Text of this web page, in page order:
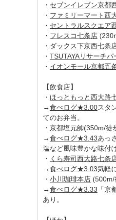
・ セブンイレブン京都
・ ファミリーマート西
・ セントラルスクエア
・ フレスコ七条店
・ ダックス下京西七条
・ TSUTAYAリサーチパ
・ イオンモール京都五
【飲食店】
・ ほっともっと西大路
→食べログ★3.00スタ
てのお弁当。
・ 京都塩元帥(350m/徒
→食べログ★3.43あっ
塩など風味豊かな味付け
・ くら寿司西大路七条
→食べログ★3.03気軽
・ 小川珈琲本店 (500m/
→食べログ★3.33 「
あり。